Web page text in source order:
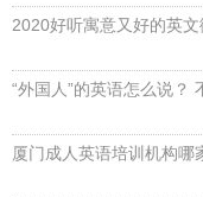
2020好听寓意又好的英
“外国人”的英语怎么说？
厦门成人英语培训机构哪